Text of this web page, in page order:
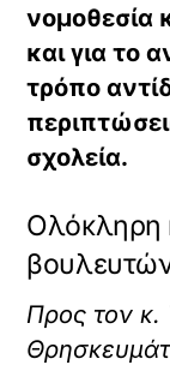
νομοθεσία
και για το
τρόπο
σχολεία.
Ολόκληρη
Προς τον κ.